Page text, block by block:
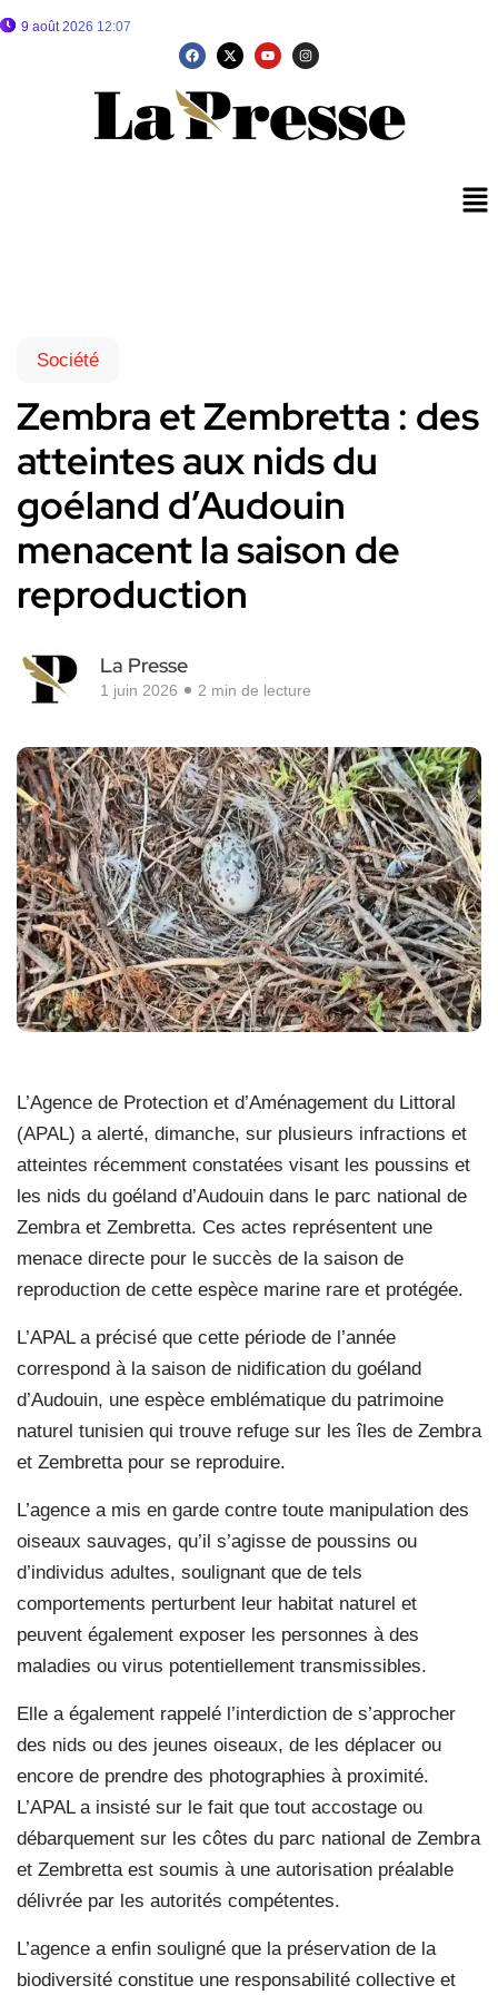
9 août 2026 12:07
Société
Zembra et Zembretta : des
atteintes aux nids du
goéland d’Audouin
menacent la saison de
reproduction
La Presse
1 juin 2026 2 min de lecture
L’Agence de Protection et d’Aménagement du Littoral
(APAL) a alerté, dimanche, sur plusieurs infractions et
atteintes récemment constatées visant les poussins et
les nids du goéland d’Audouin dans le parc national de
Zembra et Zembretta. Ces actes représentent une
menace directe pour le succès de la saison de
reproduction de cette espèce marine rare et protégée.
L’APAL a précisé que cette période de l’année
correspond à la saison de nidification du goéland
d’Audouin, une espèce emblématique du patrimoine
naturel tunisien qui trouve refuge sur les îles de Zembra
et Zembretta pour se reproduire.
L’agence a mis en garde contre toute manipulation des
oiseaux sauvages, qu’il s’agisse de poussins ou
d’individus adultes, soulignant que de tels
comportements perturbent leur habitat naturel et
peuvent également exposer les personnes à des
maladies ou virus potentiellement transmissibles.
Elle a également rappelé l’interdiction de s’approcher
des nids ou des jeunes oiseaux, de les déplacer ou
encore de prendre des photographies à proximité.
L’APAL a insisté sur le fait que tout accostage ou
débarquement sur les côtes du parc national de Zembra
et Zembretta est soumis à une autorisation préalable
délivrée par les autorités compétentes.
L’agence a enfin souligné que la préservation de la
biodiversité constitue une responsabilité collective et